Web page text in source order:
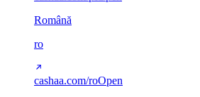
Română
ro
cashaa.com/roOpen